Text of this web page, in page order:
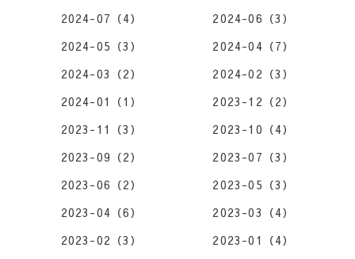
2024-07（4）
2024-06（3）
2024-05（3）
2024-04（7）
2024-03（2）
2024-02（3）
2024-01（1）
2023-12（2）
2023-11（3）
2023-10（4）
2023-09（2）
2023-07（3）
2023-06（2）
2023-05（3）
2023-04（6）
2023-03（4）
2023-02（3）
2023-01（4）